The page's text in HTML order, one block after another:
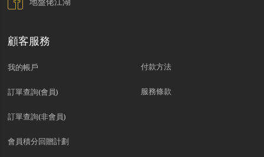
顧客服務
我的帳戶
訂單查詢(會員)
訂單查詢(非會員)
會員積分回贈計劃
付款方法
服務條款